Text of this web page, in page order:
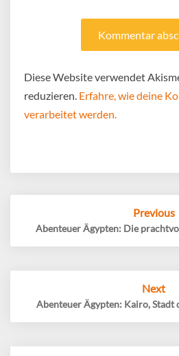
Diese Website verwendet
reduzieren. Erfahre, wie deine
verarbeitet werden.
Previous
Abenteuer Ägypten: Die
Next
Abenteuer Ägypten: Kairo, Stadt